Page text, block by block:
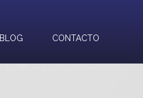
BLOG CONTACTO